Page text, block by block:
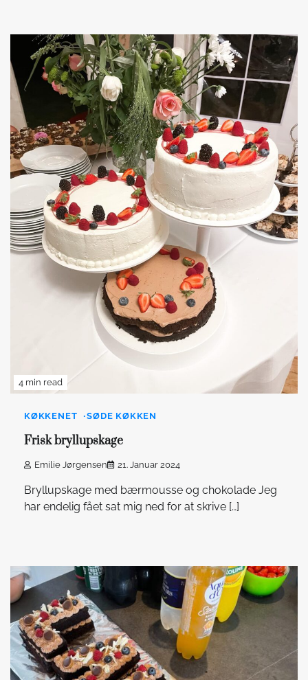
4 min read
KØKKENET SØDE KØKKEN
Frisk bryllupskage
Emilie Jørgensen 21. Januar 2024
Bryllupskage med bærmousse og chokolade Jeg
har endelig fået sat mig ned for at skrive […]